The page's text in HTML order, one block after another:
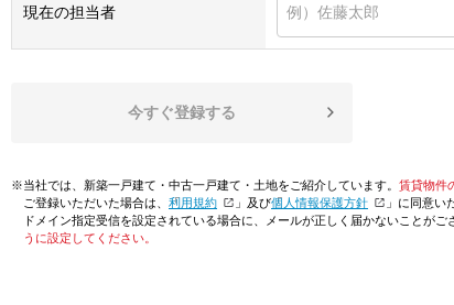
現在の担当者
今すぐ登録する
※当社では、新築一戸建て・中古一戸建て・土地をご紹介しています。 賃貸物件
ご登録いただいた場合は、「利用規約 」及び「個人情報保護方針
」に同意い
ドメイン指定受信を設定されている場合に、メールが正しく届かないことがご
うに設定してください。